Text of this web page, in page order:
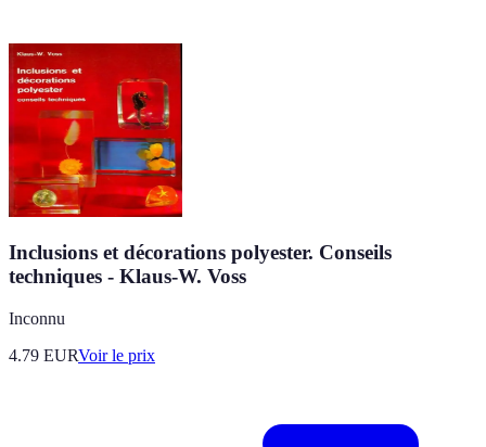
Inclusions et décorations polyester. Conseils
techniques - Klaus-W. Voss
Inconnu
4.79 EURVoir le prix